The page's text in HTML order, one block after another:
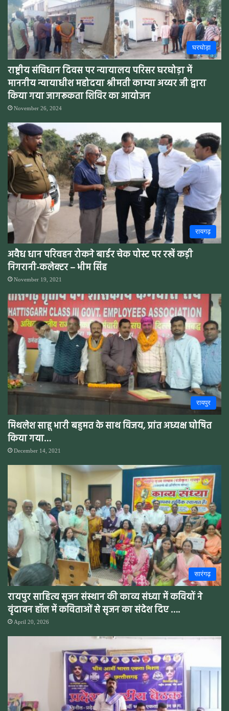
घरघोड़ा
राष्ट्रीय संविधान दिवस पर न्यायालय परिसर घरघोड़ा में
माननीय न्यायाधीश महोदया श्रीमती काम्या अय्यर जी द्वारा
किया गया जागरूकता शिविर का आयोजन
November 26, 2024
रायगढ़
अवैध धान परिवहन रोकने बार्डर चेक पोस्ट पर रखें कड़ी
निगरानी-कलेक्टर – भीम सिंह
November 19, 2021
रायपुर
मिथलेश साहू भारी बहुमत के साथ विजय, प्रांत अध्यक्ष घोषित
किया गया…
December 14, 2021
सारंगढ़
रायपुर साहित्य सृजन संस्थान की काव्य संध्या में कवियों ने
वृंदावन हॉल में कविताओं से सृजन का संदेश दिए ….
April 20, 2026